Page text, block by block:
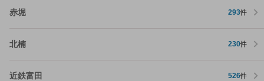
赤堀 293件
北楠 230件
近鉄富田 526件